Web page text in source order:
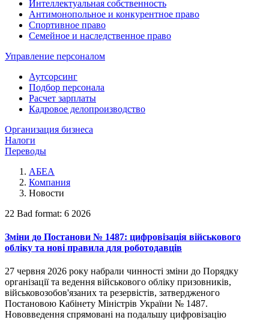
Интеллектуальная собственность
Антимонопольное и конкурентное право
Спортивное право
Семейное и наследственное право
Управление персоналом
Аутсорсинг
Подбор персонала
Расчет зарплаты
Кадровое делопроизводство
Организация бизнеса
Налоги
Переводы
АБЕА
Компания
Новости
22 Bad format: 6 2026
Зміни до Постанови № 1487: цифровізація військового
обліку та нові правила для роботодавців
27 червня 2026 року набрали чинності зміни до Порядку
організації та ведення військового обліку призовників,
військовозобов'язаних та резервістів, затвердженого
Постановою Кабінету Міністрів України № 1487.
Нововведення спрямовані на подальшу цифровізацію